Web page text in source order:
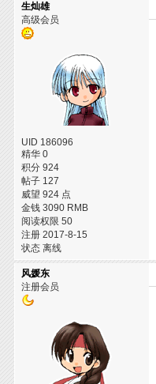
生灿雄
高级会员
UID 186096
精华 0
积分 924
帖子 127
威望 924 点
金钱 3090 RMB
阅读权限 50
注册 2017-8-15
状态 离线
风媛东
注册会员